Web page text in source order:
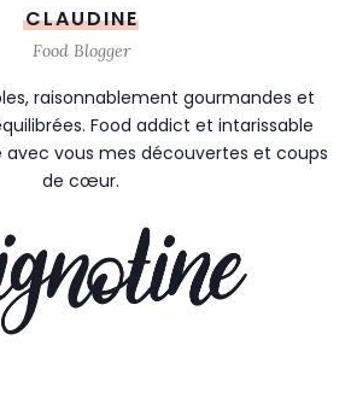
CLAUDINE
Food Blogger
raisonnablement gourmandes et
Food addict et intarissable
avec vous mes découvertes et coups
de cœur.